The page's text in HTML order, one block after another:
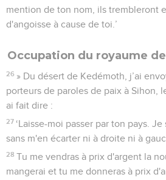
mention de ton nom, ils trembleront
d'angoisse à cause de toi.’
Occupation du royaume
26 » Du désert de Kedémoth, j’ai
porteurs de paroles de paix à Sihon,
ai fait dire :
27 ‘Laisse-moi passer par ton pays.
sans m'en écarter ni à droite ni à
28 Tu me vendras à prix d'argent la
mangerai et tu me donneras à prix